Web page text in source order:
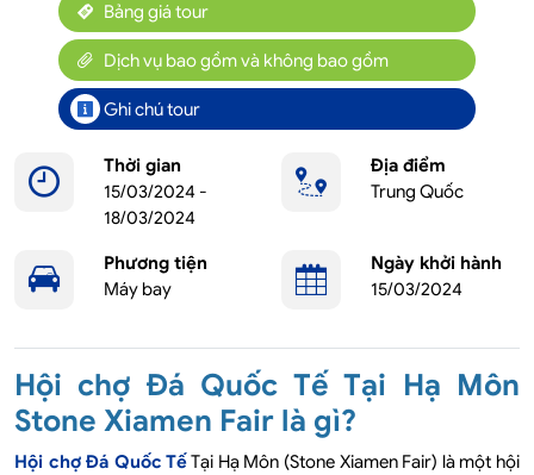
Bảng giá tour
Dịch vụ bao gồm và không bao gồm
Ghi chú tour
Thời gian
15/03/2024 -
18/03/2024
Địa điểm
Trung Quốc
Phương tiện
Máy bay
Ngày khởi hành
15/03/2024
Hội chợ Đá Quốc Tế Tại Hạ Môn
Stone Xiamen Fair là gì?
Hội chợ Đá Quốc TếTại Hạ Môn (Stone Xiamen Fair) là một hội